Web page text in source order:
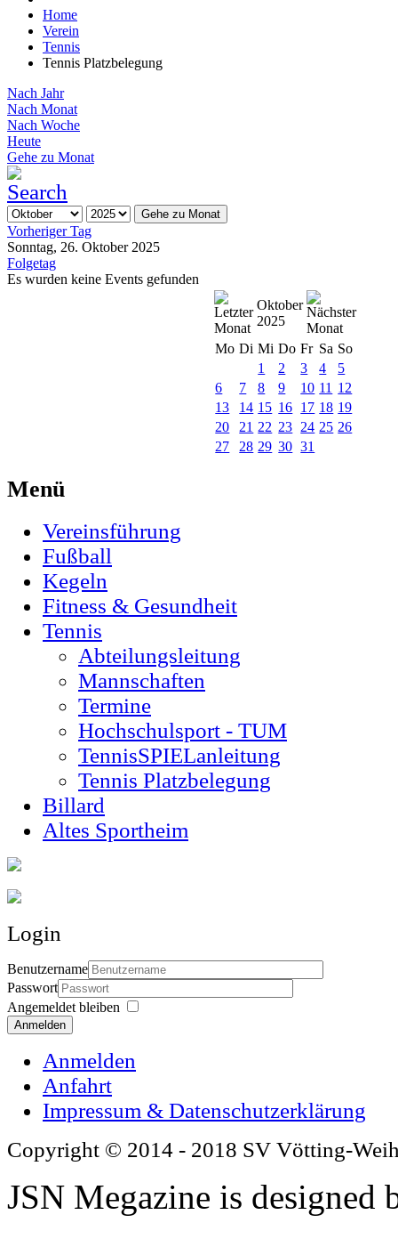
Home
Verein
Tennis
Tennis Platzbelegung
Nach Jahr
Nach Monat
Nach Woche
Heute
Gehe zu Monat
Gehe zu Monat
Vorheriger Tag
Sonntag, 26. Oktober 2025
Folgetag
Es wurden keine Events gefunden
Oktober
2025
Mo Di Mi Do Fr Sa So
1
2 3 4
5
6
7 8 9 10 11 12
13
14 15 16 17 18 19
20
21 22 23 24 25 26
27
28 29 30 31
Menü
Vereinsführung
Fußball
Kegeln
Fitness & Gesundheit
Tennis
Abteilungsleitung
Mannschaften
Termine
Hochschulsport - TUM
TennisSPIELanleitung
Tennis Platzbelegung
Billard
Altes Sportheim
Login
Benutzername
Passwort
Angemeldet bleiben
Anmelden
Anmelden
Anfahrt
Impressum & Datenschutzerklärung
Copyright © 2014 - 2018 SV Vötting-
JSN Megazine is designed